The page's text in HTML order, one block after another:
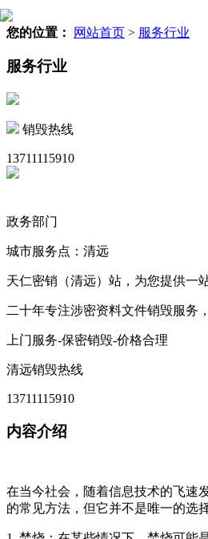
您的位置： 网站首页 > 服务行业
服务行业
销毁热线
13711115910
政务部门
城市服务点：清远
天仁密销（清远）站，为您提供一
二十年专注涉密资料文件销毁服务
上门服务-保密销毁-价格合理
清远销毁热线
13711115910
内容介绍
在当今社会，随着信息技术的飞速
的常见方法，但它并不是唯一的选